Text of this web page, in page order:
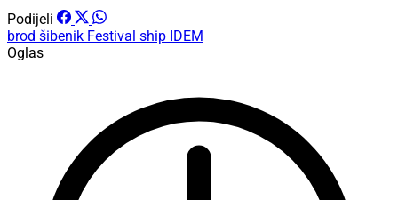
Podijeli
brod šibenik Festival ship IDEM
Oglas